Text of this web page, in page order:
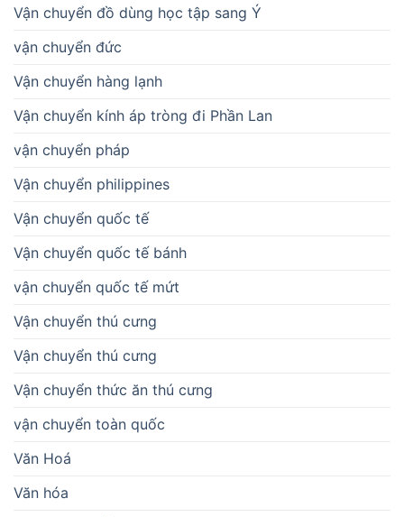
Vận chuyển đồ dùng học tập sang Ý
vận chuyển đức
Vận chuyển hàng lạnh
Vận chuyển kính áp tròng đi Phần Lan
vận chuyển pháp
Vận chuyển philippines
Vận chuyển quốc tế
Vận chuyển quốc tế bánh
vận chuyển quốc tế mứt
Vận chuyển thú cưng
Vận chuyển thú cưng
Vận chuyển thức ăn thú cưng
vận chuyển toàn quốc
Văn Hoá
Văn hóa